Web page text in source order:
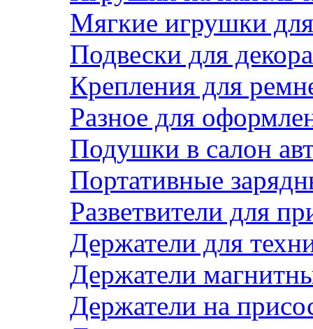
Мягкие игрушки
Подвески для декора
Крепления для
Разное для
Подушки в салон
Портативные
Разветвители для
Держатели для
Держатели
Держатели на